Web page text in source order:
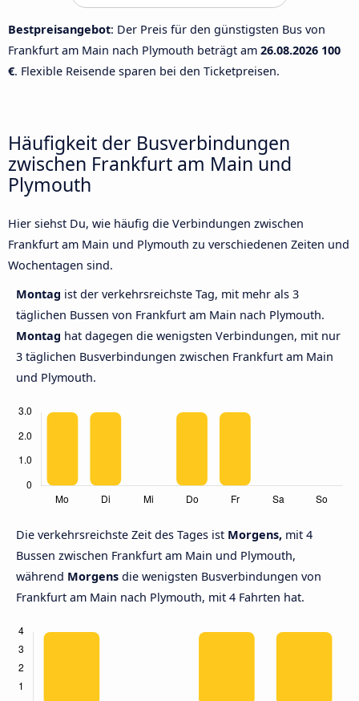
Bestpreisangebot: Der Preis für den günstigsten Bus von
Frankfurt am Main nach Plymouth beträgt am 26.08.2026 100
€. Flexible Reisende sparen bei den Ticketpreisen.
Häufigkeit der Busverbindungen
zwischen Frankfurt am Main und
Plymouth
Hier siehst Du, wie häufig die Verbindungen zwischen
Frankfurt am Main und Plymouth zu verschiedenen Zeiten und
Wochentagen sind.
Montag ist der verkehrsreichste Tag, mit mehr als 3
täglichen Bussen von Frankfurt am Main nach Plymouth.
Montag hat dagegen die wenigsten Verbindungen, mit nur
3 täglichen Busverbindungen zwischen Frankfurt am Main
und Plymouth.
Die verkehrsreichste Zeit des Tages ist Morgens, mit 4
Bussen zwischen Frankfurt am Main und Plymouth,
während Morgens die wenigsten Busverbindungen von
Frankfurt am Main nach Plymouth, mit 4 Fahrten hat.